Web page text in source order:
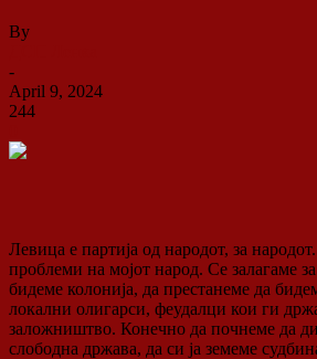
By
-
April 9, 2024
244
Левица е партија од народот, за
проблеми на мојот народ. Се залагаме
бидеме колонија, да престанеме да
локални олигарси, феудалци кои ги
заложништво. Конечно да почнеме да
слободна држава, да си ја земеме